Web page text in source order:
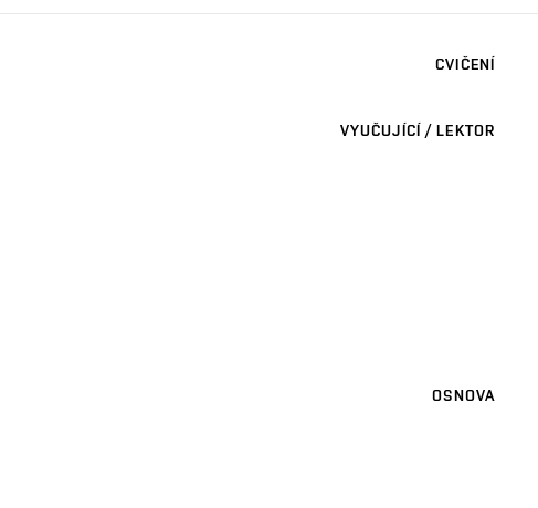
CVIČENÍ
VYUČUJÍCÍ / LEKTOR
OSNOVA